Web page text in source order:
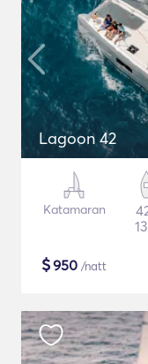
Lagoon 42
Katamaran
$950 /natt